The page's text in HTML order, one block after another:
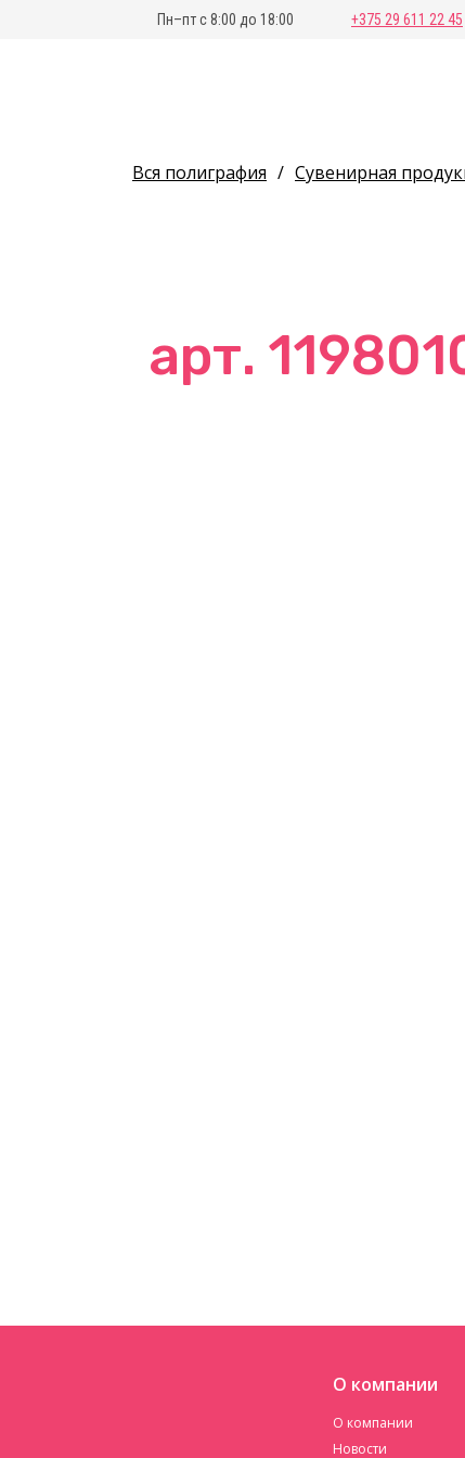
Пн–пт с 8:00 до 18:00 +375 29 611 22 45
Вся полиграфия / Сувенирная
арт.
О компании
О компании
Новости